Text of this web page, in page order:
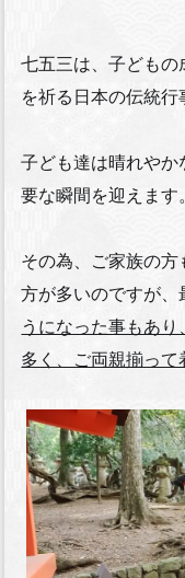
七五三は、子ども
を祈る日本の伝統行
子ども達は晴れや
要な瞬間を迎えます
その為、ご家族の方
方が多いのですが、
うになった事もあ
多く、ご両親揃って